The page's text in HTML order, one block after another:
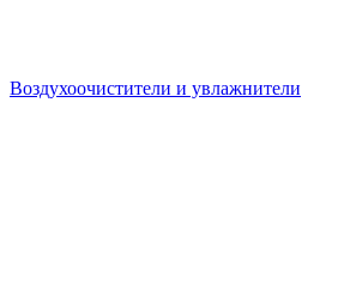
Воздухоочистители и увлажнители